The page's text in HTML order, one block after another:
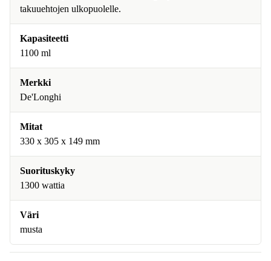
takuuehtojen ulkopuolelle.
Kapasiteetti
1100 ml
Merkki
De'Longhi
Mitat
330 x 305 x 149 mm
Suorituskyky
1300 wattia
Väri
musta